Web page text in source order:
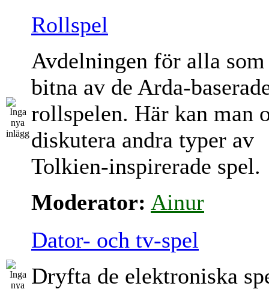
Rollspel
Avdelningen för alla
bitna av de Arda-
rollspelen. Här kan man
diskutera andra typer av
Tolkien-inspirerade spel.
Moderator: Ainur
Dator- och tv-spel
Dryfta de elektroniska